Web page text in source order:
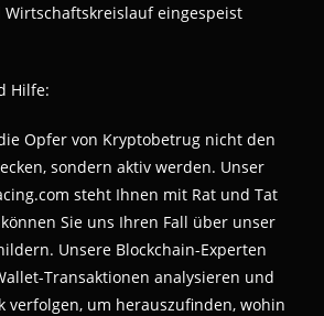
Wirtschaftskreislauf eingespeist
Hilfe:
Opfer von Kryptobetrug nicht den
sondern aktiv werden. Unser
steht Ihnen mit Rat und Tat
Sie uns Ihren Fall über unser
Unsere Blockchain-Experten
Transaktionen analysieren und
verfolgen, um herauszufinden, wohin